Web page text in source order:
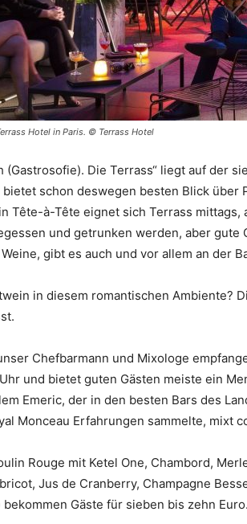
Hotel in Paris. © Terrass Hotel
(Gastrosofie). Die Terrass“ liegt auf der
schon deswegen besten Blick über
Tête-à-Tête eignet sich Terrass
und getrunken werden, aber gute
gibt es auch und vor allem an der
in diesem romantischen Ambiente?
Chefbarmann und Mixologe
und bietet guten Gästen meiste ein
Emeric, der in den besten Bars des
Monceau Erfahrungen sammelte, mixt
Rouge mit Ketel One, Chambord,
Jus de Cranberry, Champagne
bekommen Gäste für sieben bis zehn Euro.